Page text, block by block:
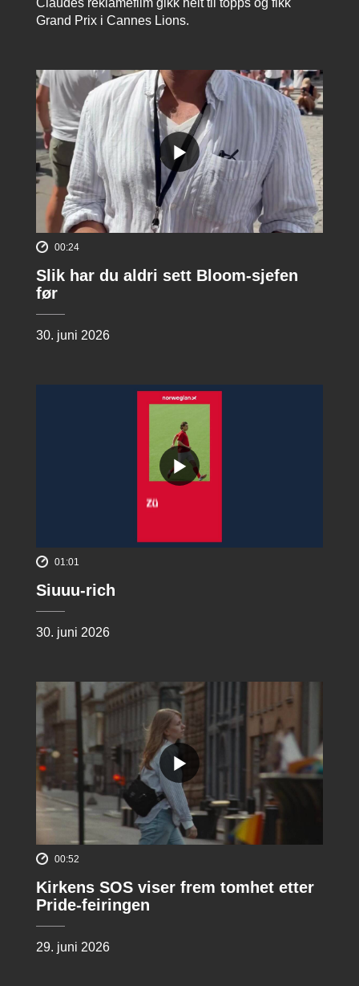
Claudes reklamefilm gikk helt til topps og fikk
Grand Prix i Cannes Lions.
00:24
Slik har du aldri sett Bloom-sjefen
før
30. juni 2026
01:01
Siuuu-rich
30. juni 2026
00:52
Kirkens SOS viser frem tomhet etter
Pride-feiringen
29. juni 2026